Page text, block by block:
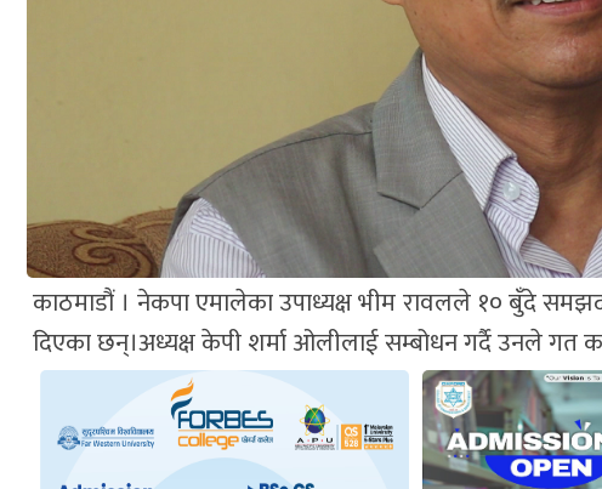
काठमाडौं । नेकपा एमालेका उपाध्यक्ष भीम रावलले १० बुँदे
दिएका छन्।अध्यक्ष केपी शर्मा ओलीलाई सम्बोधन गर्दै उनले गत